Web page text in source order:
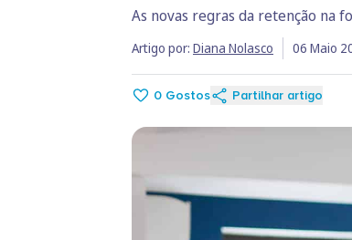
As novas regras da retenção na
Artigo por: Diana Nolasco 06 Maio
0 Gostos Partilhar artigo